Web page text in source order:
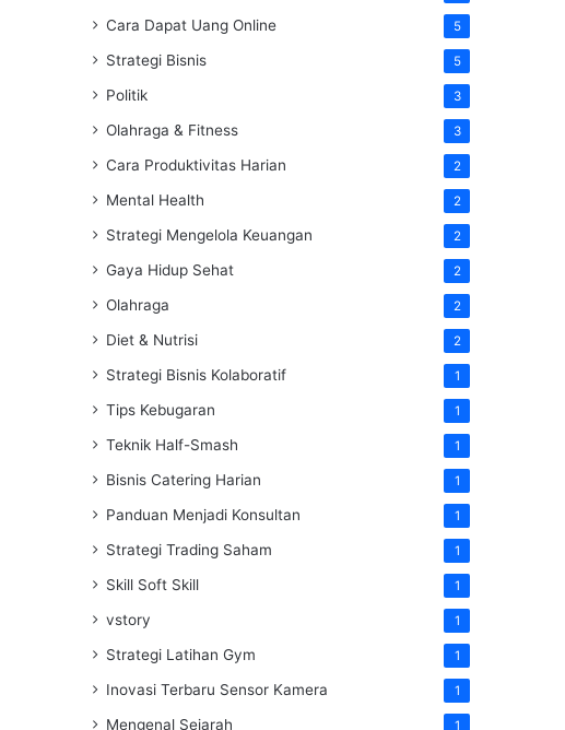
Cara Dapat Uang Online 5
Strategi Bisnis 5
Politik 3
Olahraga & Fitness 3
Cara Produktivitas Harian 2
Mental Health 2
Strategi Mengelola Keuangan 2
Gaya Hidup Sehat 2
Olahraga 2
Diet & Nutrisi 2
Strategi Bisnis Kolaboratif 1
Tips Kebugaran 1
Teknik Half-Smash 1
Bisnis Catering Harian 1
Panduan Menjadi Konsultan 1
Strategi Trading Saham 1
Skill Soft Skill 1
vstory 1
Strategi Latihan Gym 1
Inovasi Terbaru Sensor Kamera 1
Mengenal Sejarah 1